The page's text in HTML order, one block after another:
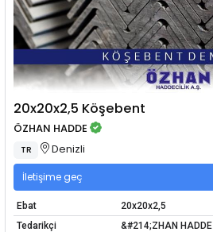
20x20x2,5 Köşebent
ÖZHAN HADDE
TR Denizli
İletişime geç
Ebat
20x20x2,5
Tedarikçi
&#214;ZHAN HADDE